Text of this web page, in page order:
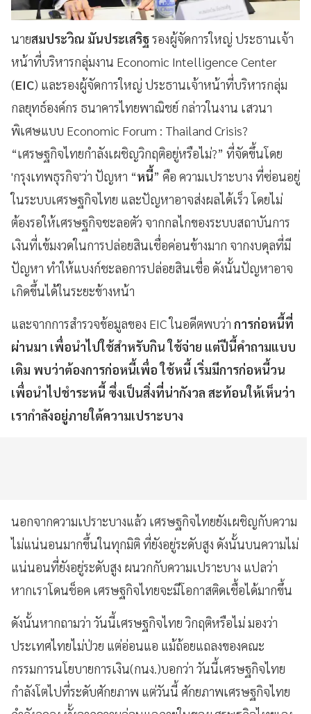
นายสมประวิณ มันประเสริฐรองผู้จัดการใหญ่ ประธานเจ้า
หน้าที่บริหารกลุ่มงาน Economic Intelligence Center
(EIC) และรองผู้จัดการใหญ่ ประธานเจ้าหน้าที่บริหารกลุ่ม
กลยุทธ์องค์กร ธนาคารไทยพาณิชย์ กล่าวในงาน เสวนา
พิเศษแบบ Economic Forum : Thailand Crisis?
“เศรษฐกิจไทยกำลังเผชิญวิกฤติอยู่หรือไม่?” ที่จัดขึ้นโดย
'กรุงเทพธุรกิจ'ว่า ปัญหา “หนี้” คือ ความเปราะบาง ที่ซ่อนอยู่
ในระบบเศรษฐกิจไทย และปัญหาอาจส่งผลได้เร็ว โดยไม่
ต้องรอให้เศรษฐกิจชะลอตัว จากกลไกของระบบสถาบันการ
เงินที่เข้มงวดในการปล่อยสินเชื่อค่อนข้างมาก จากงบดุลที่มี
ปัญหา ทำให้แบงก์ชะลอการปล่อยสินเชื่อ ดังนั้นปัญหาอาจ
เกิดขึ้นได้ในระยะข้างหน้า
และจากการสำรวจข้อมูลของ EIC ในอดีตพบว่า การก่อหนี้ที่
ผ่านมา เพื่อนำไปใช้สำหรับกิน ใช้จ่าย แต่ปีนี้คำถามแบบ
เดิม พบว่าต้องการก่อหนี้เพื่อ ใช้หนี้ เริ่มมีการก่อหนี้วน
เพื่อนำไปชำระหนี้ ซึ่งเป็นสิ่งที่น่ากังวล สะท้อนให้เห็นว่า
เรากำลังอยู่ภายใต้ความเปราะบาง
นอกจากความเปราะบางแล้ว เศรษฐกิจไทยยังเผชิญกับความ
ไม่แน่นอนมากขึ้นในทุกมิติ ที่ยังอยู่ระดับสูง ดังนั้นบนความไม่
แน่นอนที่ยังอยู่ระดับสูง ผนวกกับความเปราะบาง แปลว่า
หากเราโดนช็อค เศรษฐกิจไทยจะมีโอกาสติดเชื้อได้มากขึ้น
ดังนั้นหากถามว่า วันนี้เศรษฐกิจไทย วิกฤติหรือไม่ มองว่า
ประเทศไทยไม่ป่วย แต่อ่อนแอ แม้ถ้อยแถลงของคณะ
กรรมการนโยบายการเงิน(กนง.)บอกว่า วันนี้เศรษฐกิจไทย
กำลังโตไปที่ระดับศักยภาพ แต่วันนี้ ศักยภาพเศรษฐกิจไทย